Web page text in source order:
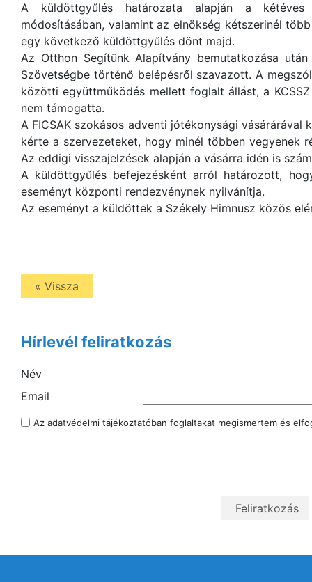
A küldöttgyűlés határozata alapján a kétéves
módosításában, valamint az elnökség kétszerinél
egy következő küldöttgyűlés dönt majd.
Az Otthon Segítünk Alapítvány bemutatkozása
Szövetségbe történő belépésről szavazott. A
közötti együttműködés mellett foglalt állást, a
nem támogatta.
A FICSAK szokásos adventi jótékonysági vásárárával
kérte a szervezeteket, hogy minél többen vegyenek
Az eddigi visszajelzések alapján a vásárra idén is
A küldöttgyűlés befejezésként arról határozott,
eseményt központi rendezvénynek nyilvánítja.
Az eseményt a küldöttek a Székely Himnusz közös
« Vissza
Hírlevél feliratkozás
Név
Email
Az adatvédelmi tájékoztatóban foglaltakat megismertem és